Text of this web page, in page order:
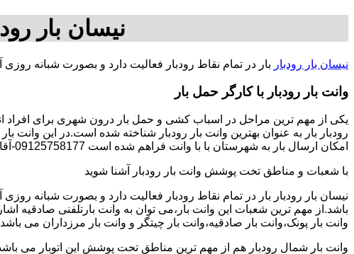
نیسان بار
نیسان بار رودبار بار در تمام نقاط رودبار فعالیت دارد و بصورت شبانه
وانت بار رودبار با کارگر حمل بار
یکی از مهم ترین مراحل در اسباب کشی و حمل بار درون شهری برای افراد
رودبار بار به عنوان بهترین وانت بار رودبار شناخته شده است.در این وانت
امکان ارسال بار به شهرستان با با وانت فراهم شده است 09125758177-آقای سجاد فتاحی.
با شعبات و مناطق تخت پوشش وانت بار رودبار آشنا شوید
نیسان بار رودبار بار در تمام نقاط رودبار فعالیت دارد و بصورت شبانه
باشد.از مهم ترین شعبات این وانت بار،می توان به وانت بارتلفنی صادقیه
وانت بار پونک،وانت بار صادقیه،وانت بار چیتگر و وانت بار مرزداران می
وانت بار شمال رودبار هم از مهم ترین مناطق تحت پوشش این اتوبار می